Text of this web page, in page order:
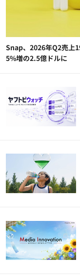
Snap、2026年Q2売上
5%増の2.5億ドルに